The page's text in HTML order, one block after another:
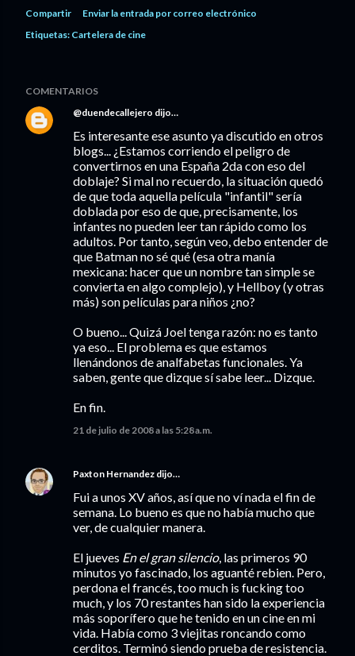
Compartir
Enviar la entrada por correo electrónico
Etiquetas: Cartelera de cine
COMENTARIOS
@duendecallejero dijo…
Es interesante ese asunto ya discutido en otros
blogs... ¿Estamos corriendo el peligro de
convertirnos en una España 2da con eso del
doblaje? Si mal no recuerdo, la situación quedó
de que toda aquella película "infantil" sería
doblada por eso de que, precisamente, los
infantes no pueden leer tan rápido como los
adultos. Por tanto, según veo, debo entender de
que Batman no sé qué (esa otra manía
mexicana: hacer que un nombre tan simple se
convierta en algo complejo), y Hellboy (y otras
más) son películas para niños ¿no?
O bueno... Quizá Joel tenga razón: no es tanto
ya eso... El problema es que estamos
llenándonos de analfabetas funcionales. Ya
saben, gente que dizque sí sabe leer... Dizque.
En fin.
21 de julio de 2008 a las 5:28 a.m.
Paxton Hernandez dijo…
Fui a unos XV años, así que no ví nada el fin de
semana. Lo bueno es que no había mucho que
ver, de cualquier manera.
El jueves En el gran silencio, las primeros 90
minutos yo fascinado, los aguanté rebien. Pero,
perdona el francés, too much is fucking too
much, y los 70 restantes han sido la experiencia
más soporífero que he tenido en un cine en mi
vida. Había como 3 viejitas roncando como
cerditos. Terminó siendo prueba de resistencia.